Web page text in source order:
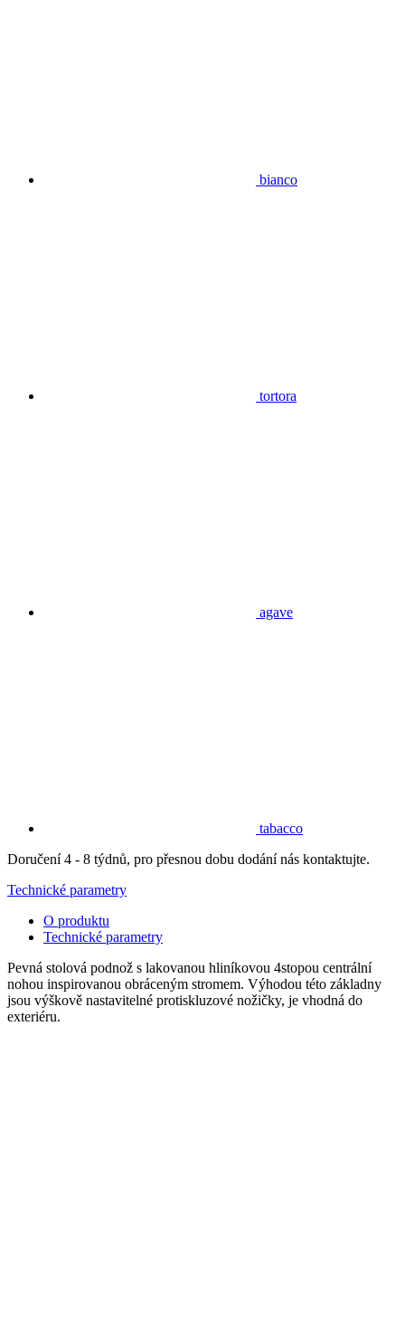
bianco
tortora
agave
tabacco
Doručení 4 - 8 týdnů, pro přesnou dobu dodání nás kontaktujte.
Technické parametry
O produktu
Technické parametry
Pevná stolová podnož s lakovanou hliníkovou 4stopou centrální
nohou inspirovanou obráceným stromem. Výhodou této základny
jsou výškově nastavitelné protiskluzové nožičky, je vhodná do
exteriéru.